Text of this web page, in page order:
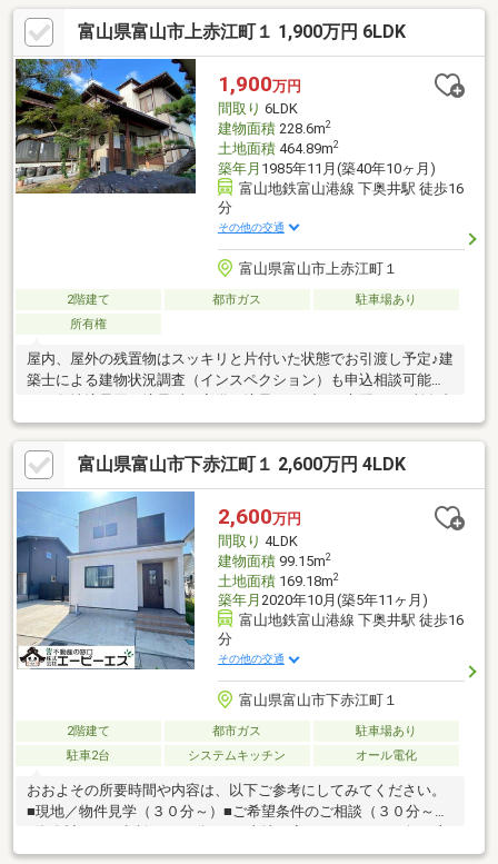
償）☆シロアリ防蟻処理済！
富山県富山市上赤江町１ 1,900万円 6LDK
1,900万円
間取り 6LDK
建物面積228.6m2
土地面積464.89m2
築年月 1985年11月(築40年10ヶ月)
富山地鉄富山港線 下奥井駅 徒歩16
分
その他の交通
富山県富山市上赤江町１
2階建て 都市ガス
駐車場あり
所有権
屋内、屋外の残置物はスッキリと片付いた状態でお引渡し予定♪建
築士による建物状況調査（インスペクション）も申込相談可能で
す。敷地境界図と境界鋲も完備！境界トラブルの心配なし♪所有者
様居住中のため、内覧ご希望の際は、お日にちに余裕を持ってお
問い合わせください♪
富山県富山市下赤江町１ 2,600万円 4LDK
2,600万円
間取り 4LDK
建物面積99.15m2
土地面積169.18m2
築年月 2020年10月(築5年11ヶ月)
富山地鉄富山港線 下奥井駅 徒歩16
分
その他の交通
富山県富山市下赤江町１
2階建て 都市ガス
駐車場あり
駐車2台
システムキッチン オール電化
おおよその所要時間や内容は、以下ご参考にしてみてください。
■現地／物件見学（３０分～）■ご希望条件のご相談（３０分～）
のご相談（３０分～）■会社の強みのご紹介（３０分～）■持家を